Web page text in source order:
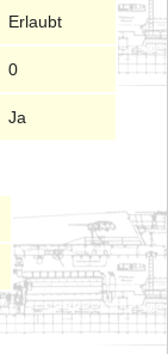
Erlaubt
0
Ja